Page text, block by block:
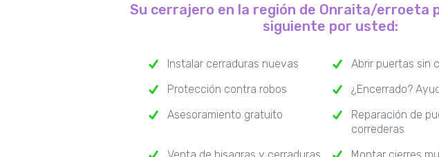
Su cerrajero en la región de Onraita/erroeta
siguiente por usted:
Instalar cerraduras nuevas
Abrir puertas sin
Protección contra robos
¿Encerrado?
Asesoramiento gratuito
Reparación de
correderas
Venta de bisagras y cerraduras
Montar cierres